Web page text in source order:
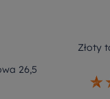
26,5
Złoty